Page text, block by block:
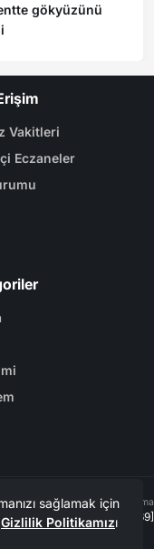
gökyüzünü
Vakitleri
Eczaneler
Tema
Mevzu² [v1.3.69]
sağlamak için
Gizlilik Politikamızı